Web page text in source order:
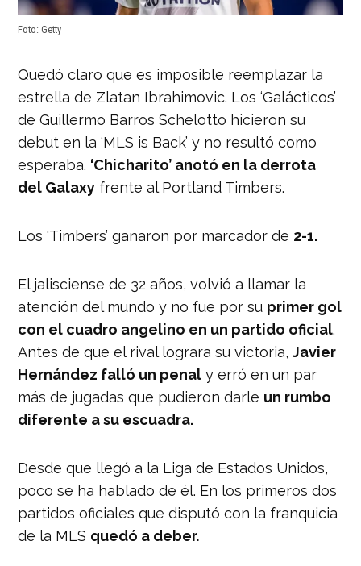
Foto: Getty
Quedó claro que es imposible reemplazar la
estrella de Zlatan Ibrahimovic. Los ‘Galácticos’
de Guillermo Barros Schelotto hicieron su
debut en la ‘MLS is Back’ y no resultó como
esperaba. ‘Chicharito’ anotó en la derrota
del Galaxy frente al Portland Timbers.
Los ‘Timbers’ ganaron por marcador de 2-1.
El jalisciense de 32 años, volvió a llamar la
atención del mundo y no fue por su primer gol
con el cuadro angelino en un partido oficial.
Antes de que el rival lograra su victoria,Javier
Hernández falló un penal y erró en un par
más de jugadas que pudieron darle un rumbo
diferente a su escuadra.
Desde que llegó a la Liga de Estados Unidos,
poco se ha hablado de él. En los primeros dos
partidos oficiales que disputó con la franquicia
de la MLS quedó a deber.